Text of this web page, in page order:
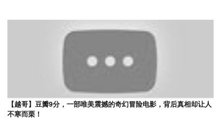
【越哥】豆瓣9分，一部唯美震撼的奇幻冒险电影，背后真相却让人
不寒而栗！